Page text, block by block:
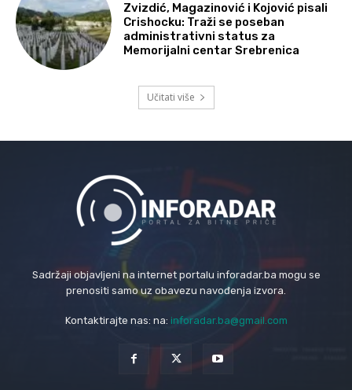
Zvizdić, Magazinović i Kojović pisali
Crishocku: Traži se poseban
administrativni status za
Memorijalni centar Srebrenica
Učitati više
Sadržaji objavljeni na internet portalu inforadar.ba mogu se
prenositi samo uz obavezu navođenja izvora.
Kontaktirajte nas: na: inforadar.ba@gmail.com